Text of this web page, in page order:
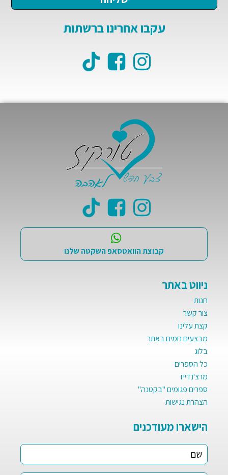
עקבו אחרינו ברשתות
קבוצת הוואטסאפ השקטה שלנו
ניווט באתר
חנות
צור קשר
קצת עלינו
מבצעים חמים באתר
בלוג
כל הספרים
מרצ'נדייז
ספרים פגומים "בקטנה"
הצהרת נגישות
הישארו מעודכנים